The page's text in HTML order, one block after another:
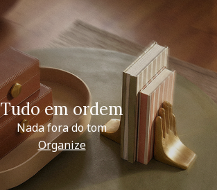
Tudo em ordem
Nada fora do tom
Organize